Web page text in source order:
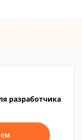
разработчика